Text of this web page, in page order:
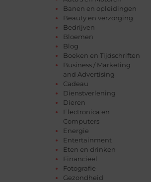
Banen en opleidingen
Beauty en verzorging
Bedrijven
Bloemen
Blog
Boeken en Tijdschriften
Business / Marketing
and Advertising
Cadeau
Dienstverlening
Dieren
Electronica en
Computers
Energie
Entertainment
Eten en drinken
Financieel
Fotografie
Gezondheid